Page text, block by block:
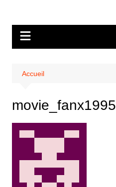
Accueil
movie_fanx1995